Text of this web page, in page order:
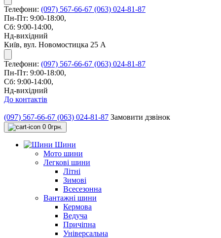
Телефони: (097) 567-66-67 (063) 024-81-87
Пн-Пт: 9:00-18:00,
Сб: 9:00-14:00,
Нд-вихідний
Київ, вул. Новомостицка 25 А
Телефони: (097) 567-66-67 (063) 024-81-87
Пн-Пт: 9:00-18:00,
Сб: 9:00-14:00,
Нд-вихідний
До контактів
(097) 567-66-67 (063) 024-81-87 Замовити дзвінок
0 0грн.
Шини
Мото шини
Легкові шини
Літні
Зимові
Всесезонна
Вантажні шини
Кермова
Ведуча
Причіпна
Універсальна